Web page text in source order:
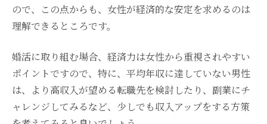
ので、この点からも、女性が経済的な安定を求めるのは
理解できるところです。
婚活に取り組む場合、経済力は女性から重視されやすい
ポイントですので、特に、平均年収に達していない男性
は、より高収入が望める転職先を検討したり、副業にチ
ャレンジしてみるなど、少しでも収入アップをする方策